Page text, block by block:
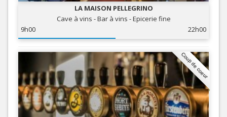
LA MAISON PELLEGRINO
Cave à vins - Bar à vins - Epicerie fine
9h00
22h00
Coup de coeur